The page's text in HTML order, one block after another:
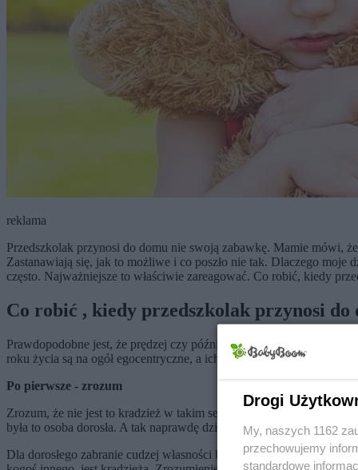
reklama
Przedszkolak przynosi do domu nie swoją zabawkę. Mamie mówi,
Zastanawiają się, jak to możliwe i co poszło nie tak. Dlaczego
często. Najważniejsze to właściwie zareagować. Co robić, kiedy
Co robić , kiedy przedszkolak przynosi do
Prawdopodobne jest, że prędzej czy później staniecie przed takim
roku życia są na ogół egocentryczne, a ich głównym celem jest
Po pierwsze - zrozum
Zrozum, że nie jest to kradzież w takim sensie, jak to rozumieją
była to osoba dorosła. A tak naprawdę dziecko bardzo rzadko
Dla dorosłego zabranie cudzej własności bez pozwolenia jest
Drogi
My, naszych 1162
przechowujemy
standardowe